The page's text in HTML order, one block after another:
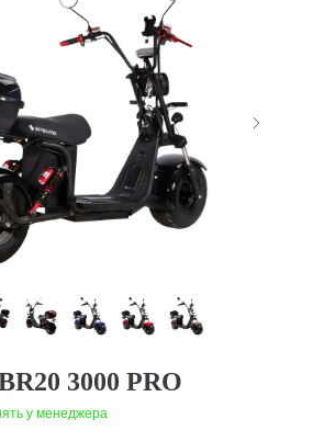
3000 PRO
у менеджера